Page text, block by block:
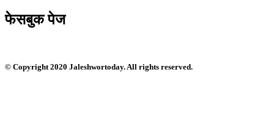
फेसबुक पेज
© Copyright 2020 Jaleshwortoday. All rights reserved.